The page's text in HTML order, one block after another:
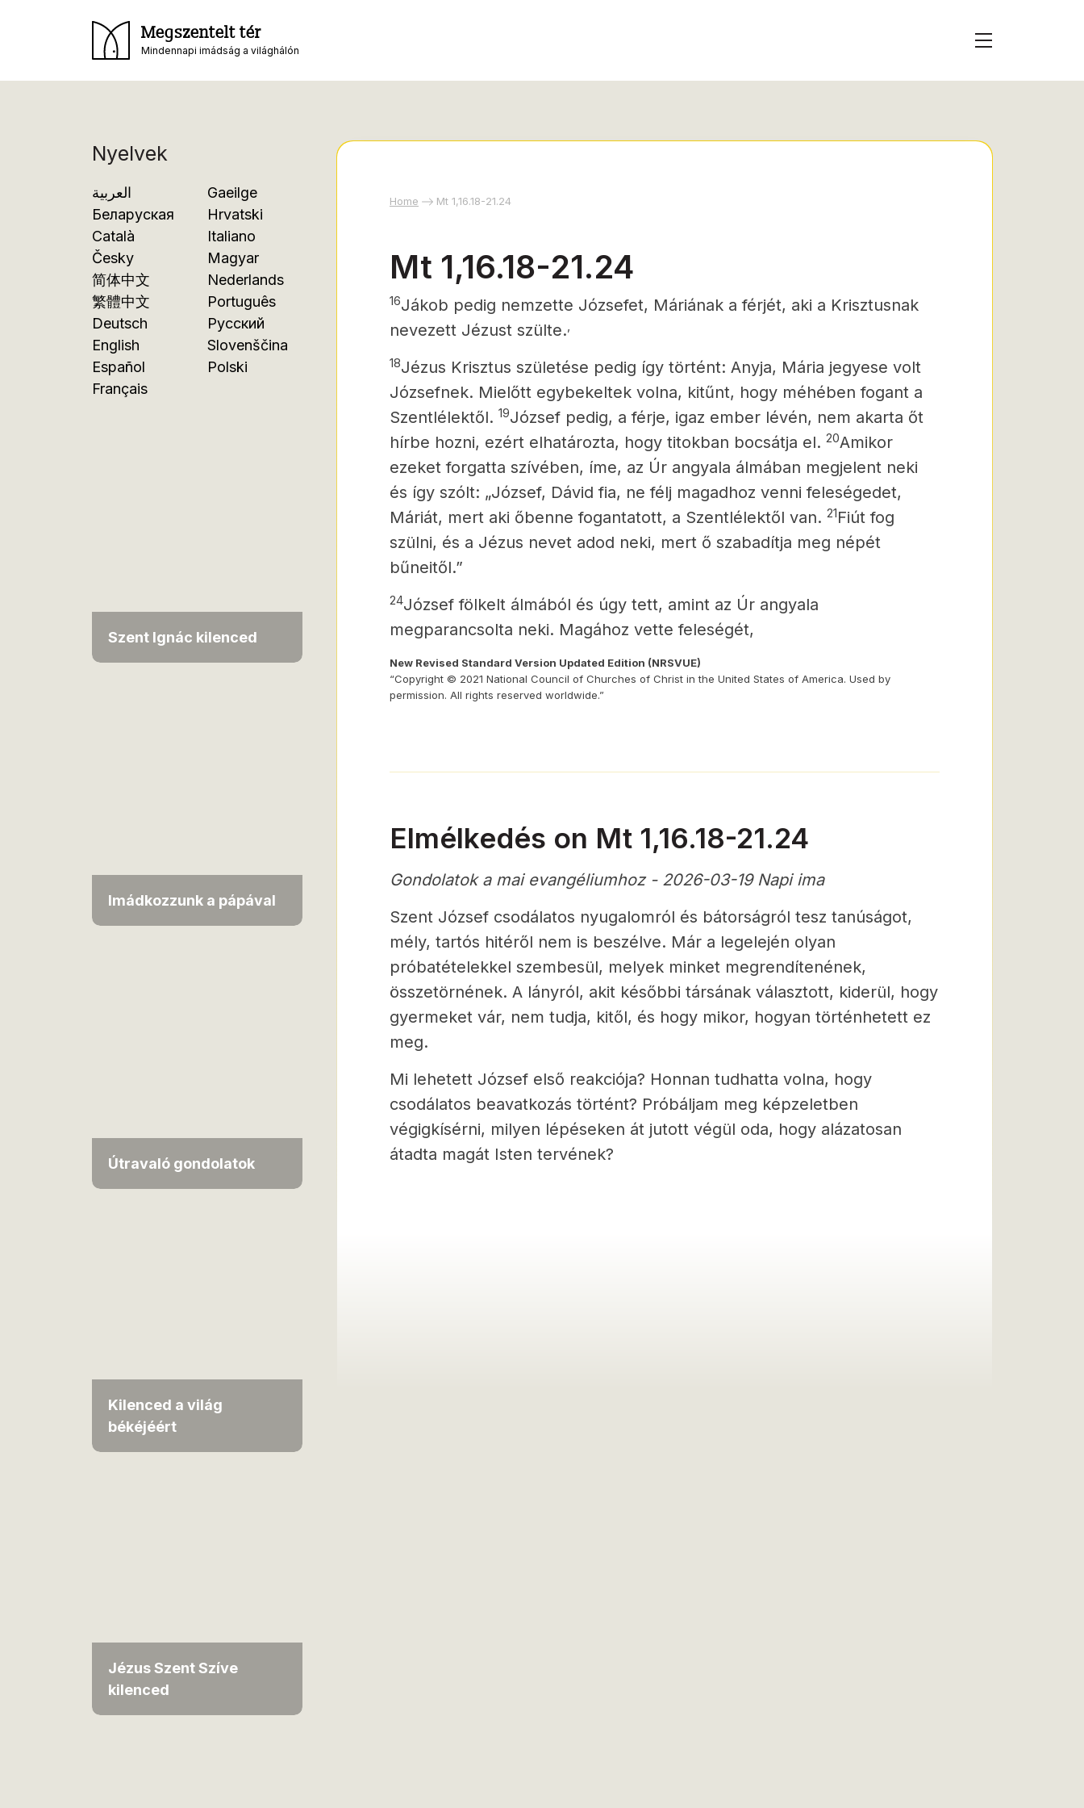
Megszentelt tér
Mindennapi imádság a világhálón
Nyelvek
العربية
Беларуская
Català
Česky
简体中文
繁體中文
Deutsch
English
Español
Français
Gaeilge
Hrvatski
Italiano
Magyar
Nederlands
Português
Русский
Slovenščina
Polski
Szent Ignác kilenced
Imádkozzunk a pápával
Útravaló gondolatok
Kilenced a világ
békéjéért
Jézus Szent Szíve
kilenced
Home Mt 1,16.18-21.24
Mt 1,16.18-21.24
16Jákob pedig nemzette Józsefet, Máriának a férjét, aki a Krisztusnak
nevezett Jézust szülte.
18Jézus Krisztus születése pedig így történt: Anyja, Mária jegyese volt
Józsefnek. Mielőtt egybekeltek volna, kitűnt, hogy méhében fogant a
Szentlélektől. 19József pedig, a férje, igaz ember lévén, nem akarta őt
hírbe hozni, ezért elhatározta, hogy titokban bocsátja el. 20Amikor
ezeket forgatta szívében, íme, az Úr angyala álmában megjelent neki
és így szólt: „József, Dávid fia, ne félj magadhoz venni feleségedet,
Máriát, mert aki őbenne fogantatott, a Szentlélektől van. 21Fiút fog
szülni, és a Jézus nevet adod neki, mert ő szabadítja meg népét
bűneitől.”
24József fölkelt álmából és úgy tett, amint az Úr angyala
megparancsolta neki. Magához vette feleségét,
New Revised Standard Version Updated Edition (NRSVUE)
“Copyright © 2021 National Council of Churches of Christ in the United States of America. Used by
permission. All rights reserved worldwide.”
Elmélkedés on Mt 1,16.18-21.24
Gondolatok a mai evangéliumhoz - 2026-03-19 Napi ima
Szent József csodálatos nyugalomról és bátorságról tesz tanúságot,
mély, tartós hitéről nem is beszélve. Már a legelején olyan
próbatételekkel szembesül, melyek minket megrendítenének,
összetörnének. A lányról, akit későbbi társának választott, kiderül, hogy
gyermeket vár, nem tudja, kitől, és hogy mikor, hogyan történhetett ez
meg.
Mi lehetett József első reakciója? Honnan tudhatta volna, hogy
csodálatos beavatkozás történt? Próbáljam meg képzeletben
végigkísérni, milyen lépéseken át jutott végül oda, hogy alázatosan
átadta magát Isten tervének?